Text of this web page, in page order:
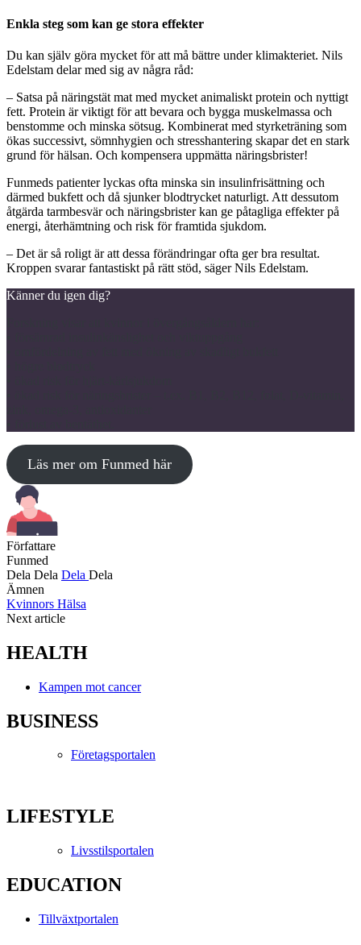
Enkla steg som kan ge stora effekter
Du kan själv göra mycket för att må bättre under klimakteriet. Nils
Edelstam delar med sig av några råd:
– Satsa på näringstät mat med mycket animaliskt protein och nyttigt
fett. Protein är viktigt för att bevara och bygga muskelmassa och
benstomme och minska sötsug. Kombinerat med styrketräning som
ökas successivt, sömnhygien och stresshantering skapar det en stark
grund för hälsan. Och kompensera uppmätta näringsbrister!
Funmeds patienter lyckas ofta minska sin insulinfrisättning och
därmed bukfett och då sjunker blodtrycket naturligt. Att dessutom
åtgärda tarmbesvär och näringsbrister kan ge påtagliga effekter på
energi, återhämtning och risk för framtida sjukdom.
– Det är så roligt är att dessa förändringar ofta ger bra resultat.
Kroppen svarar fantastiskt på rätt stöd, säger Nils Edelstam.
Känner du igen dig?
Läs mer om Funmed här
Författare
Funmed
Dela Dela Dela Dela
Ämnen
Kvinnors Hälsa
Next article
HEALTH
Kampen mot cancer
BUSINESS
Företagsportalen
LIFESTYLE
Livsstilsportalen
EDUCATION
Tillväxtportalen